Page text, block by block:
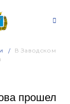
В Заводском
прошел